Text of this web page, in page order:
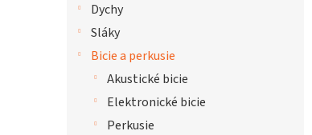
Dychy
Sláky
Bicie a perkusie
Akustické bicie
Elektronické bicie
Perkusie